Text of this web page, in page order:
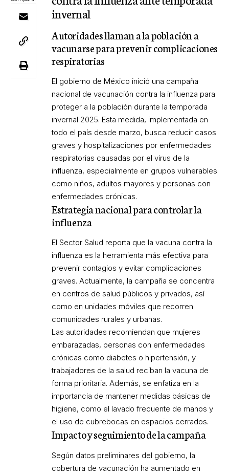
invernal
Autoridades llaman a la población a
vacunarse para prevenir complicaciones
respiratorias
El gobierno de México inició una campaña
nacional de vacunación contra la influenza para
proteger a la población durante la temporada
invernal 2025. Esta medida, implementada en
todo el país desde marzo, busca reducir casos
graves y hospitalizaciones por enfermedades
respiratorias causadas por el virus de la
influenza, especialmente en grupos vulnerables
como niños, adultos mayores y personas con
enfermedades crónicas.
Estrategia nacional para controlar la
influenza
El Sector Salud reporta que la vacuna contra la
influenza es la herramienta más efectiva para
prevenir contagios y evitar complicaciones
graves. Actualmente, la campaña se concentra
en centros de salud públicos y privados, así
como en unidades móviles que recorren
comunidades rurales y urbanas.
Las autoridades recomiendan que mujeres
embarazadas, personas con enfermedades
crónicas como diabetes o hipertensión, y
trabajadores de la salud reciban la vacuna de
forma prioritaria. Además, se enfatiza en la
importancia de mantener medidas básicas de
higiene, como el lavado frecuente de manos y
el uso de cubrebocas en espacios cerrados.
Impacto y seguimiento de la campaña
Según datos preliminares del gobierno, la
cobertura de vacunación ha aumentado en